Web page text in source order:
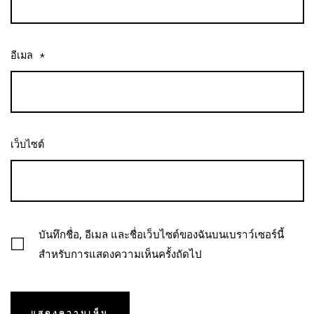
อีเมล *
เว็บไซต์
บันทึกชื่อ, อีเมล และชื่อเว็บไซต์ของฉันบนเบราว์เซอร์นี้
สำหรับการแสดงความเห็นครั้งถัดไป